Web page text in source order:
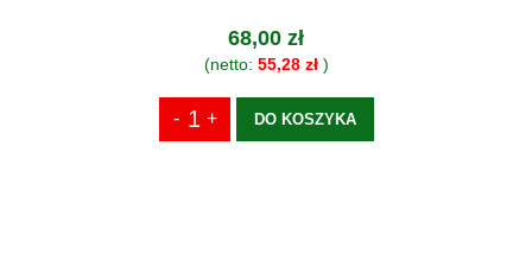
68,00 zł
(netto: 55,28 zł)
DO KOSZYKA